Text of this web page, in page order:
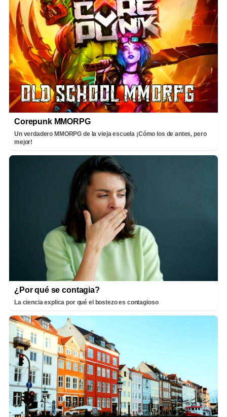
Corepunk MMORPG
Un verdadero MMORPG de la vieja escuela ¡Cómo los de antes, pero
mejor!
¿Por qué se contagia?
La ciencia explica por qué el bostezo es contagioso